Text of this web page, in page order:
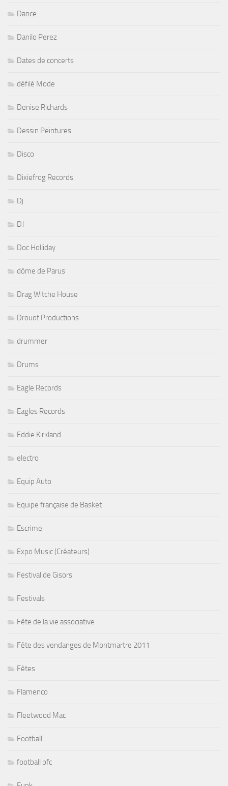
Dance
Danilo Perez
Dates de concerts
défilé Mode
Denise Richards
Dessin Peintures
Disco
Dixiefrog Records
Dj
DJ
Doc Holliday
dôme de Parus
Drag Witche House
Drouot Productions
drummer
Drums
Eagle Records
Eagles Records
Eddie Kirkland
electro
Equip Auto
Equipe française de Basket
Escrime
Expo Music (Créateurs)
Festival de Gisors
Festivals
Fête de la vie associative
Fête des vendanges de Montmartre 2011
Fêtes
Flamenco
Fleetwood Mac
Football
football pfc